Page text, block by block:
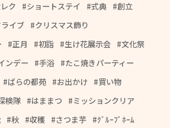
ク ショートステイ 式典
創立
ライブ
クリスマス飾り
正月 初詣 生け花展示会
文化祭
ンデー 手浴
たこ焼きパーティー
ばらの都苑 お出かけ
買い物
検隊 はままつ
ミッションクリア
秋 収穫 さつま芋
ｸﾞﾙｰﾌﾟﾎｰﾑ